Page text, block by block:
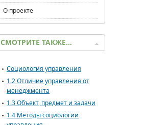
О проекте
СМОТРИТЕ ТАКЖЕ…
Социология управления
1.2 Отличие управления от
менеджмента
1.3 Объект, предмет и задачи
1.4 Методы социологии